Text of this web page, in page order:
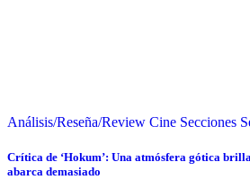
Análisis/Reseña/Review Cine Secciones
Crítica de ‘Hokum’: Una atmósfera gótica
abarca demasiado